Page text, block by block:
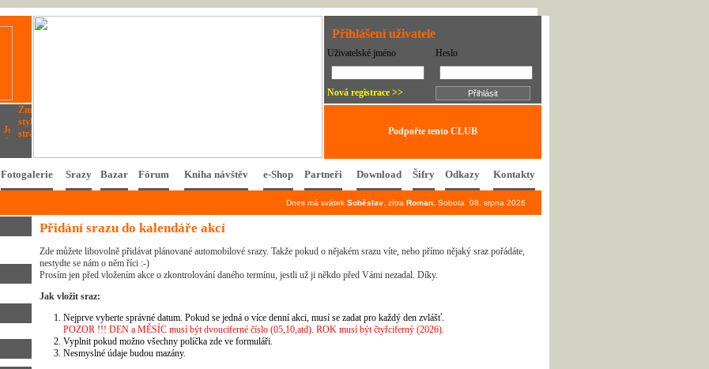
Přihlášení uživatele
Uživatelské jméno Heslo
Nová registrace >>
Podpořte tento CLUB
Fotogalerie Srazy Bazar Fórum Kniha návštěv e-Shop Partneři Download Šifry Odkazy Kontakty
Dnes má svátek Soběslav , zítra Roman . Sobota 08. srpna 2026
Přidání srazu do kalendáře akcí
Zde můžete libovolně přidávat plánované automobilové srazy. Takže pokud o nějakém srazu víte, nebo přímo nějaký sraz pořádáte,
nestydte se nám o něm říci :-)
Prosím jen před vložením akce o zkontrolování daného termínu, jestli už ji někdo před Vámi nezadal. Díky.
Jak vložit sraz:
Nejprve vyberte správné datum. Pokud se jedná o více denní akci, musí se zadat pro každý den zvlášť.
POZOR !!! DEN a MĚSÍC musí být dvouciferné číslo (05,10,atd). ROK musí být čtyřciferný (2026).
Vyplnit pokud možno všechny políčka zde ve formuláři.
Nesmyslné údaje budou mazány.